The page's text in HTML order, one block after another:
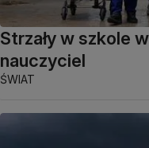
Strzały w szkole
nauczyciel
ŚWIAT